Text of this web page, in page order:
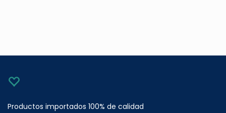
Productos importados 100% de calidad